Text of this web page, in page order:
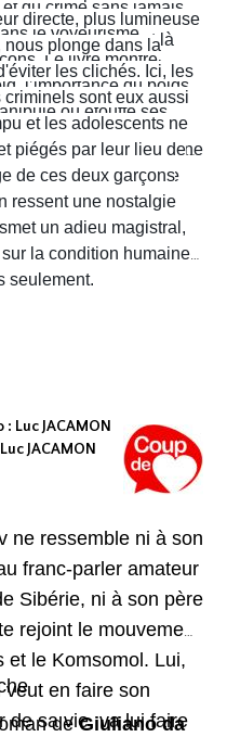
à abattre, Alvaro et
américaine. C’est là
un flic quadragénaire
du crime sans jamais
le voyeurisme.
Le livre montre
l’importance du poids
ou étouffe ses
directe, plus lumineuse
plonge dans la
seul savait les
visages fatigués
eux toute la détresse
d' Yves H. est d'une
dans une aventure
et course
souligne l'urgence de
les clichés. Ici, les
sont eux aussi
et les adolescents ne
piégés par leur lieu de
de ces deux garçons
ressent une nostalgie
un adieu magistral,
la condition humaine
seulement.
: Luc JACAMON
JACAMON
ne ressemble ni à son
franc-parler amateur
Sibérie, ni à son père
rejoint le mouvement
et le Komsomol. Lui,
veut en faire son
de sa vie, va lui faire
deGiuliano da